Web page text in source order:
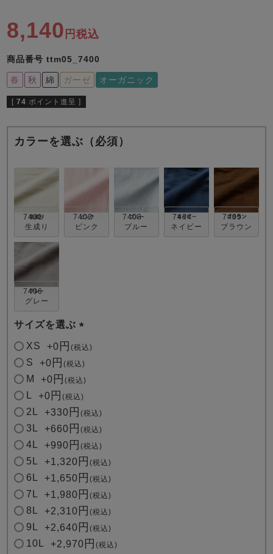
ガールズ上着
単品
ガールズ
売れ筋ランキング
- Item Ranking -
新着商品
すべてのデザインのパジャマ一覧はこちら
8,140 税込
商品番号 ttm05_7400
春 秋 綿 ガーゼ オーガニック
[ 74 ポイント進呈 ]
カラーを選ぶ（必須）
7401
生成り
7402
ピンク
7403
ブルー
7404
ネイビー
7405
ブラウン
7406
グレー
サイズを選ぶ
(
)
XS +0 税込
S +0 税込
M +0 税込
+0 税込
2L +330 税込
3L +660 税込
4L +990 税込
5L +1,320 税込
6L +1,650 税込
7L +1,980 税込
8L +2,310 税込
9L +2,640 税込
10L +2,970 税込